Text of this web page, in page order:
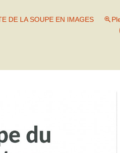
DE LA SOUPE EN IMAGES